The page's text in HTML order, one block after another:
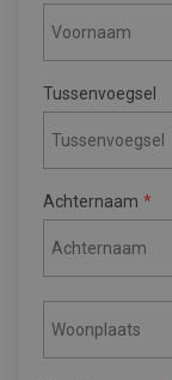
Tussenvoegsel
Achternaam